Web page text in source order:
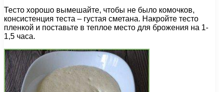
Тесто хорошо вымешайте, чтобы не было комочков,
консистенция теста – густая сметана. Накройте тесто
пленкой и поставьте в теплое место для брожения на 1-
1,5 часа.